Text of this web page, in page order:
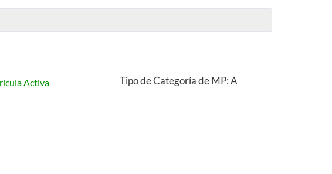
Activa Tipo de Categoría de MP: A